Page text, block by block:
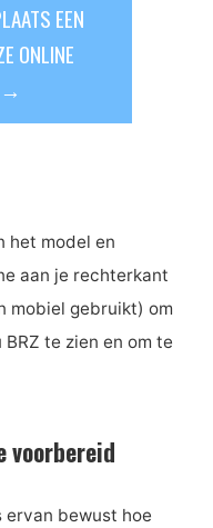
EEN
ONLINE
→
het model en
aan je rechterkant
mobiel gebruikt) om
te zien en om te
voorbereid
ervan bewust hoe